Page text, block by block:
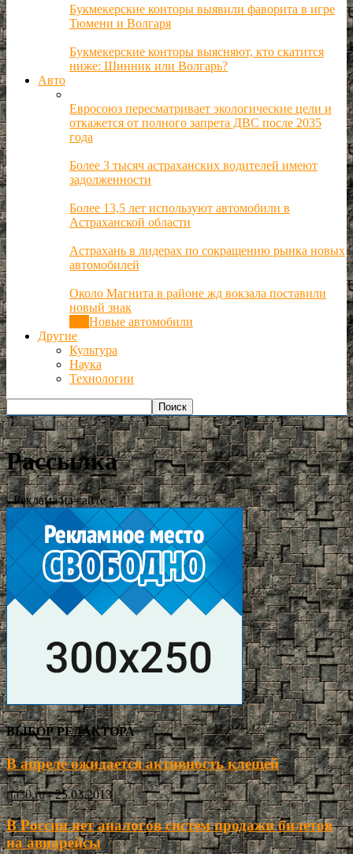
Букмекерские конторы выявили фаворита в игре
Тюмени и Волгаря
Букмекерские конторы выясняют, кто скатится
ниже: Шинник или Волгарь?
Авто
Евросоюз пересматривает экологические цели и
откажется от полного запрета ДВС после 2035
года
Более 3 тысяч астраханских водителей имеют
задолженности
Более 13,5 лет используют автомобили в
Астраханской области
Астрахань в лидерах по сокращению рынка новых
автомобилей
Около Магнита в районе жд вокзала поставили
новый знак
Новые автомобили
Другие
Культура
Наука
Технологии
РИА Астрахань Рассылка
Рассылка
- Реклама на сайте -
ВЫБОР РЕДАКТОРА
В апреле ожидается активность клещей
ria30.ru - 25.03.2013
В России нет аналогов систем продажи билетов
на авиарейсы